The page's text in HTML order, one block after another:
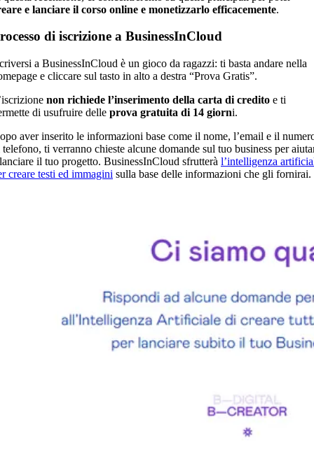
e lanciare il corso online e monetizzarlo efficacemente.
di iscrizione a BusinessInCloud
a BusinessInCloud è un gioco da ragazzi: ti basta andare nella
e cliccare sul tasto in alto a destra “Prova Gratis”.
non richiede l’inserimento della carta di credito e ti
di usufruire delle prova gratuita di 14 giorni.
aver inserito le informazioni base come il nome, l’email e il
telefono, ti verranno chieste alcune domande sul tuo business per
il tuo progetto. BusinessInCloud sfrutterà l’intelligenza
creare testi ed immagini sulla base delle informazioni che gli fornirai.